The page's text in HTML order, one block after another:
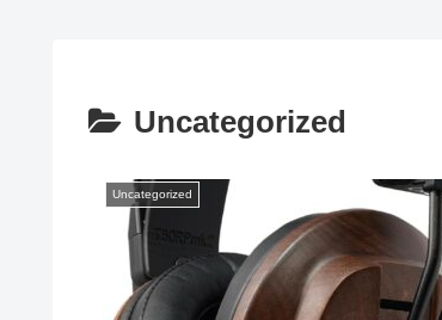
Uncategorized
Uncategorized